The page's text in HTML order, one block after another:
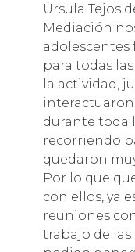
Úrsula Tejos
Mediación
adolescentes
para todas
la actividad,
durante toda
recorriendo
quedaron
Por lo que
con ellos, ya
reuniones
trabajo de las